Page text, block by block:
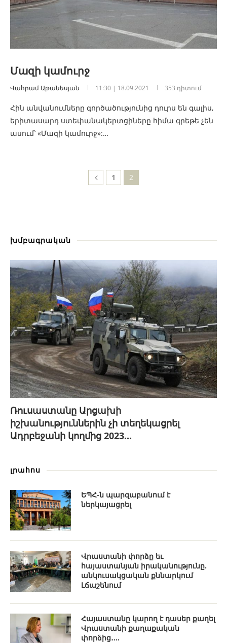
Մազի կամուրջ
Վահրամ Աթանեսյան 11:30 | 18.09.2021 353 դիտում
Հին անվանումները գործածությունից դուրս են գալիս,
երիտասարդ ստեփանակերտցիները հիմա գրեթե չեն
ասում՝ «Մազի կամուրջ»:…
1 2
խմբագրական
Ռուսաստանը Արցախի
իշխանություններին չի տեղեկացրել
Ադրբեջանի կողմից 2023...
լրահոս
ԵՊՀ-ն պարզաբանում է
ներկայացրել
Վրաստանի փորձը եւ
հայաստանյան իրականությունը.
անկուսակցական քննարկում
Լճաշենում
Հայաստանը կարող է դասեր քաղել
Վրաստանի քաղաքական
փորձից․...